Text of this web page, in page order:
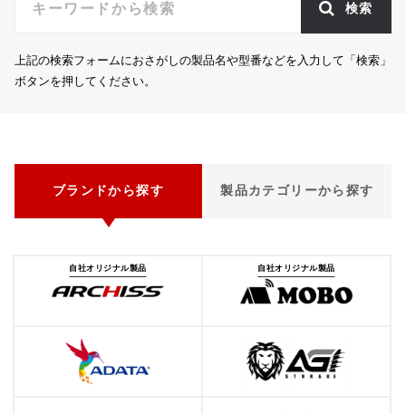
検索
上記の検索フォームにおさがしの製品名や型番などを入力して「検索」
ボタンを押してください。
ブランドから探す 製品カテゴリーから探す
自社オリジナル製品 自社オリジナル製品